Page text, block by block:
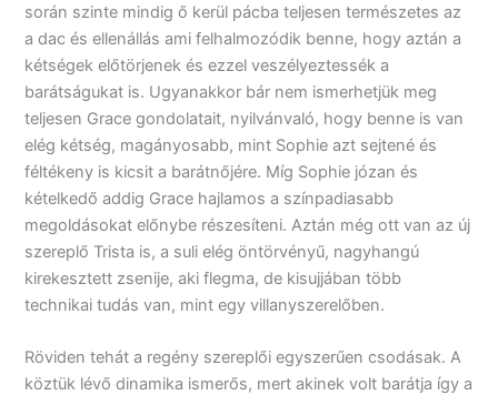
során szinte mindig ő kerül pácba teljesen természetes az
a dac és ellenállás ami felhalmozódik benne, hogy aztán a
kétségek előtörjenek és ezzel veszélyeztessék a
barátságukat is. Ugyanakkor bár nem ismerhetjük meg
teljesen Grace gondolatait, nyilvánvaló, hogy benne is van
elég kétség, magányosabb, mint Sophie azt sejtené és
féltékeny is kicsit a barátnőjére. Míg Sophie józan és
kételkedő addig Grace hajlamos a színpadiasabb
megoldásokat előnybe részesíteni. Aztán még ott van az új
szereplő Trista is, a suli elég öntörvényű, nagyhangú
kirekesztett zsenije, aki flegma, de kisujjában több
technikai tudás van, mint egy villanyszerelőben.
Röviden tehát a regény szereplői egyszerűen csodásak. A
köztük lévő dinamika ismerős, mert akinek volt barátja így a